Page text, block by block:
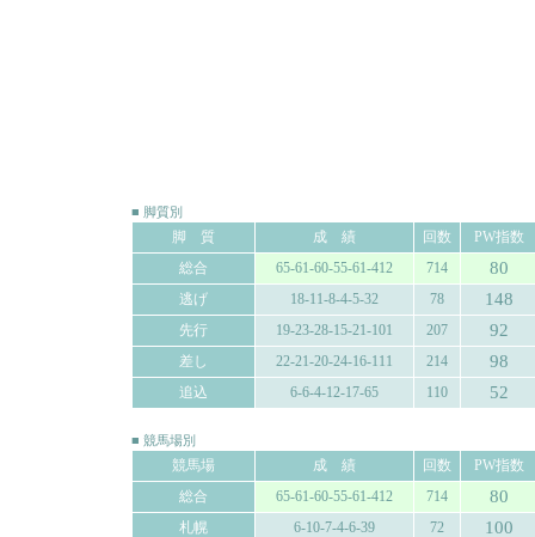
■ 脚質別
脚 質 成 績 回数
PW指数
総合
65-61-60-55-61-412 714 80
逃げ 18-11-8-4-5-32 78 148
先行 19-23-28-15-21-101 207 92
差し 22-21-20-24-16-111 214 98
追込 6-6-4-12-17-65 110 52
■ 競馬場別
競馬場 成 績 回数
PW指数
総合
65-61-60-55-61-412 714 80
札幌 6-10-7-4-6-39 72 100